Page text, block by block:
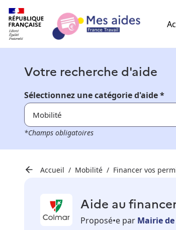
Votre recherche d'aide
Sélectionnez une catégorie d'aide *
Mobilité
*Champs obligatoires
Accueil Mobilité Financer vos
Aide au
Proposé•e par Mairie